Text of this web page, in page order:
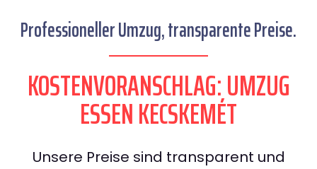
Professioneller Umzug, transparente Preise.
KOSTENVORANSCHLAG: UMZUG
ESSEN KECSKEMÉT
Unsere Preise sind transparent und